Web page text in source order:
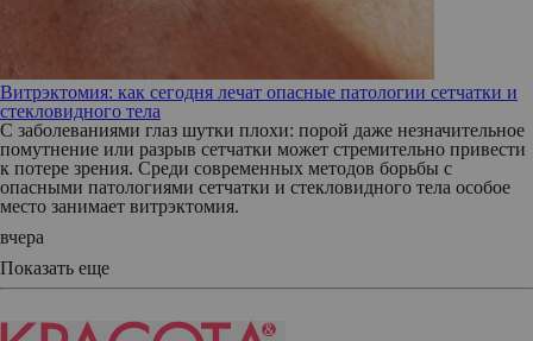
Витрэктомия: как сегодня лечат опасные патологии сетчатки и
стекловидного тела
С заболеваниями глаз шутки плохи: порой даже незначительное
помутнение или разрыв сетчатки может стремительно привести
к потере зрения. Среди современных методов борьбы с
опасными патологиями сетчатки и стекловидного тела особое
место занимает витрэктомия.
вчера
Показать еще